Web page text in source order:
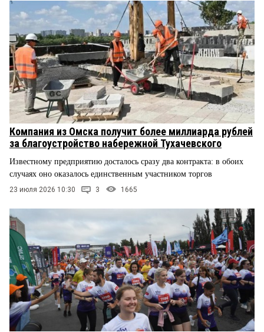
СТИЛЬ ЖИЗНИ
Компания из Омска получит более миллиарда рублей
за благоустройство набережной Тухачевского
Известному предприятию досталось сразу два контракта: в обоих
случаях оно оказалось единственным участником торгов
23 июля 2026 10:30 3 1665